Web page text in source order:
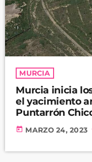
MURCIA
Murcia inicia
el yacimiento
Puntarrón
today MARZO 24, 2023